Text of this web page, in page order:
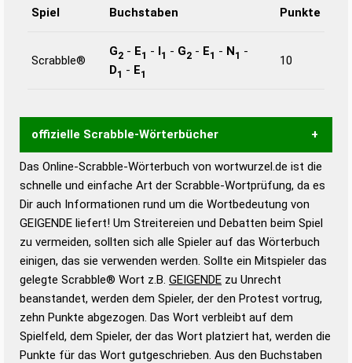
Spiel Buchstaben Punkte
Scrabble®
G2 - E1 - I1 - G2 - E1 - N1 -
D1 - E1
10
offizielle Scrabble-Wörterbücher
Wortwurzel liefert mit Hilfe eines semantischen
Wortanalyse-Algorithmus gute Anhaltspunkte zu
Wortbedeutung, Worttrennung und Wortform, um die
Gültigkeit eines Wortes für das Scrabble-Spiel zu
bestimmen!
zugelassene Turnier Scrabble-
Wörterbücher sind:
Duden – Standardwerk in 12 Bänden
Duden – Richtiges und gutes
Deutsch
Das Online-Scrabble-Wörterbuch von wortwurzel.de ist die
schnelle und einfache Art der Scrabble-Wortprüfung, da es
Dir auch Informationen rund um die Wortbedeutung von
GEIGENDE liefert! Um Streitereien und Debatten beim Spiel
zu vermeiden, sollten sich alle Spieler auf das Wörterbuch
einigen, das sie verwenden werden. Sollte ein Mitspieler das
gelegte Scrabble® Wort z.B. GEIGENDE zu Unrecht
beanstandet, werden dem Spieler, der den Protest vortrug,
zehn Punkte abgezogen. Das Wort verbleibt auf dem
Spielfeld, dem Spieler, der das Wort platziert hat, werden die
Punkte für das Wort gutgeschrieben. Aus den Buchstaben